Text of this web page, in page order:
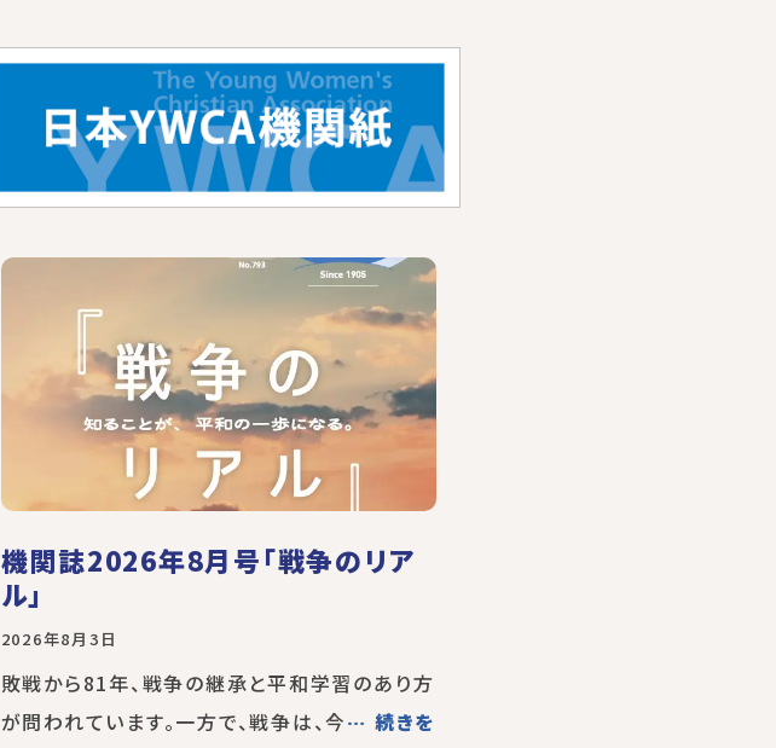
機関誌2026年8月号「戦争のリア
ル」
2026年8月3日
敗戦から81年、戦争の継承と平和学習のあり方
が問われています。一方で、戦争は、今… 続きを